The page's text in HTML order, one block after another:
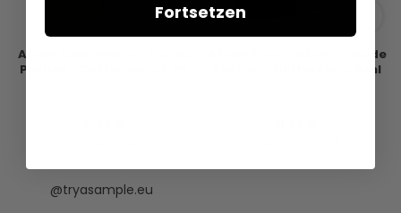
Afnan Supremacy - Eau de
Parfum - Duftprobe - 5 ml
Afnan Rare Carbon - Eau de
Parfum - Duftprobe - 5 ml
@tryasample.eu
Fortsetzen